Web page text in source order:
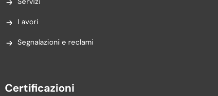
Lavori
Segnalazioni e reclami
Certificazioni